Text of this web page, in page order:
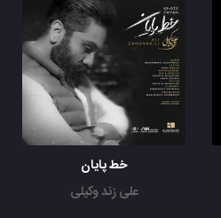
خط پایان
علی زند وکیلی